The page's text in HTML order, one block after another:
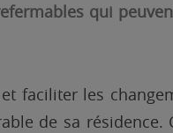
qui
faciliter les
de sa résidence.